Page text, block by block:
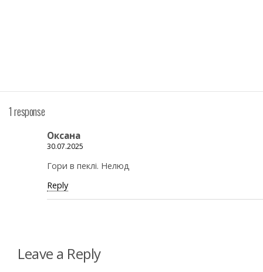
1 response
Оксана
30.07.2025
Гори в пеклі. Нелюд
Reply
Leave a Reply